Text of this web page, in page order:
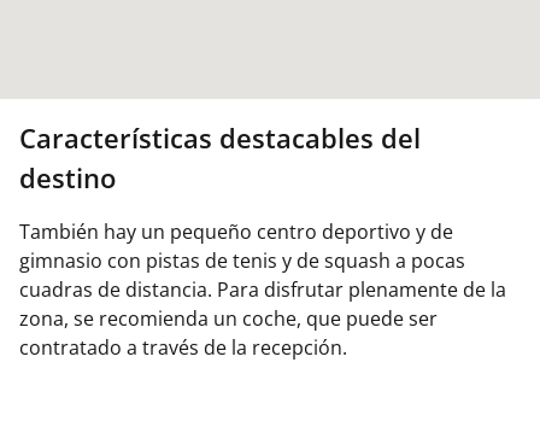
Características destacables del
destino
También hay un pequeño centro deportivo y de
gimnasio con pistas de tenis y de squash a pocas
cuadras de distancia. Para disfrutar plenamente de la
zona, se recomienda un coche, que puede ser
contratado a través de la recepción.